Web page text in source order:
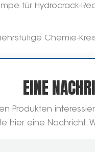
für Hydrocrack-
Chemie-
EINE
Produkten
hier eine Nachricht.